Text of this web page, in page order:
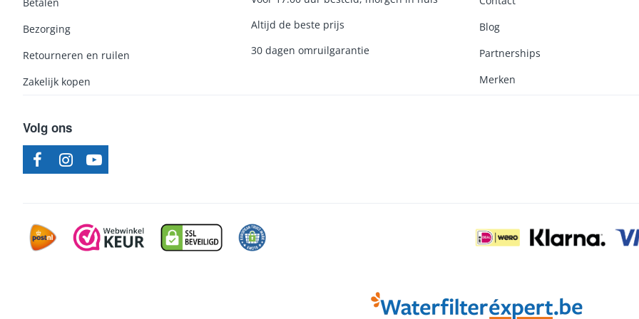
Bezorging
Retourneren en ruilen
Zakelijk kopen
Altijd de beste prijs
30 dagen omruilgarantie
Blog
Partnerships
Merken
Volg ons